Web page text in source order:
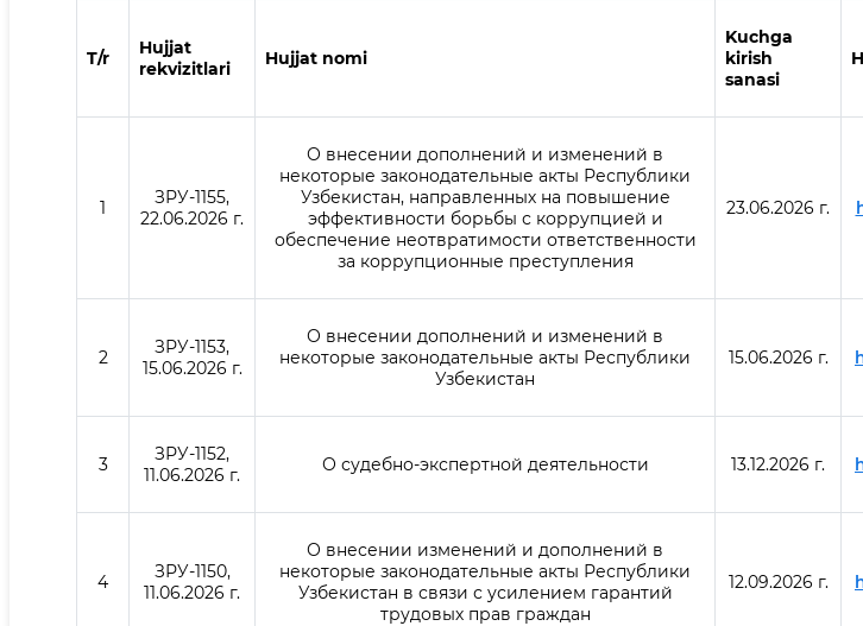
T/r
Hujjat
rekvizitlari
Hujjat nomi
Kuchga
kirish
sanasi
1
ЗРУ-1155,
22.06.2026 г.
О внесении дополнений и изменений в
некоторые законодательные акты Республики
Узбекистан, направленных на повышение
эффективности борьбы с коррупцией и
обеспечение неотвратимости ответственности
за коррупционные преступления
23.06.2026 г.
2
ЗРУ-1153,
15.06.2026 г.
О внесении дополнений и изменений в
некоторые законодательные акты Республики
Узбекистан
15.06.2026 г.
3
ЗРУ-1152,
11.06.2026 г.
О судебно-экспертной деятельности 13.12.2026 г.
4
ЗРУ-1150,
11.06.2026 г.
О внесении изменений и дополнений в
некоторые законодательные акты Республики
Узбекистан в связи с усилением гарантий
трудовых прав граждан
12.09.2026 г.